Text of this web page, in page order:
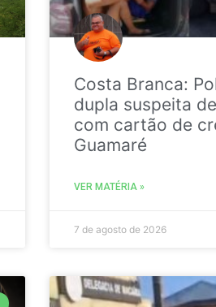
Costa Branca:
dupla suspeita
com cartão de
Guamaré
VER MATÉRIA »
7 de agosto de 2026